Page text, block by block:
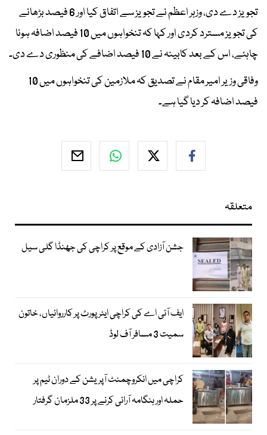
تجویز دے دی، وزہر اعظم نے تجویز سے اتفاق کیا اور 6 فیصد بڑھانے
کی تجویز مسترد کردی اور کہا کہ تنخواہوں میں 10 فیصد اضافہ ہونا
چاہئے، اس کے بعد کابینہ نے 10 فیصد اضافے کی منظوری دے دی۔
وفاقی وزیر امیر مقام نے تصدیق کہ ملازمین کی تنخواہوں میں 10
فیصد اضافہ کر دیا گیا ہے۔
متعلقہ
جشن آزادی کے موقع پر کراچی کی جھنڈا گلی سیل
ایف آئی اے کی کراچی ایئرپورٹ پر کارروائیاں، خاتون
سمیت 3 مسافر آف لوڈ
کراچی میں انکروچمنٹ آپریشن کے دوران ٹیم پر
حملہ اور ہنگامہ آرائی کرنے پر 33 ملزمان گرفتار